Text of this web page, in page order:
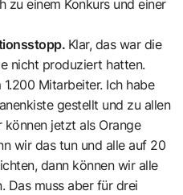
zu einem Konkurs und einer
Klar, das war die
nicht produziert hatten.
Mitarbeiter. Ich habe
gestellt und zu allen
können jetzt als Orange
wir das tun und alle auf 20
dann können wir alle
Das muss aber für drei